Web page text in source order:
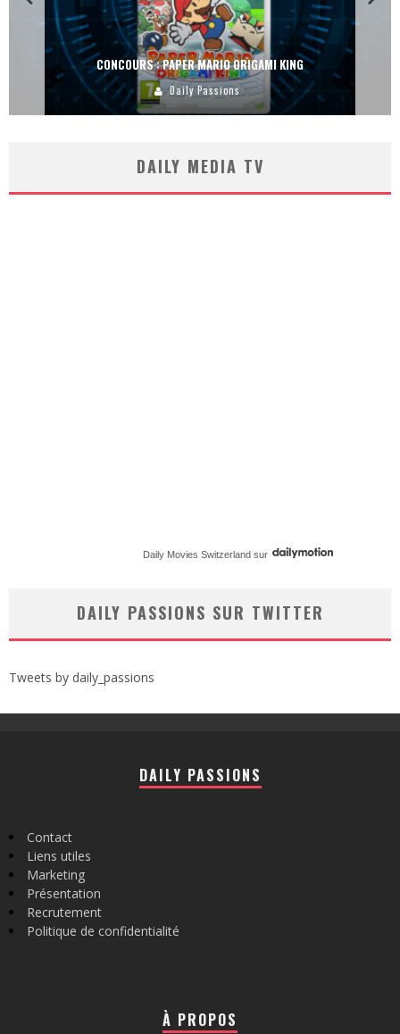
CONCOURS : PAPER MARIO ORIGAMI KING
Daily Passions
DAILY MEDIA TV
Daily Movies Switzerland sur
DAILY PASSIONS SUR TWITTER
Tweets by daily_passions
DAILY PASSIONS
Contact
Liens utiles
Marketing
Présentation
Recrutement
Politique de confidentialité
À PROPOS